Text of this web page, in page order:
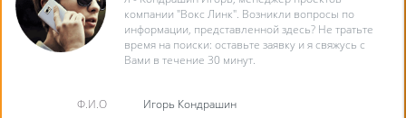
компании "Вокс Линк". Возникли вопросы по
информации, представленной здесь? Не тратьте
время на поиски: оставьте заявку и я свяжусь с
Вами в течение 30 минут.
Ф.И.О
Игорь Кондрашин